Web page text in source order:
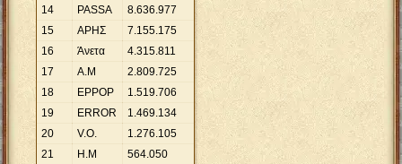
14
PASSA 8.636.977
15
ΑΡΗΣ 7.155.175
16
Άνετα 4.315.811
17
Α.Μ 2.809.725
18
ΕΡΡΟΡ 1.519.706
19
ERROR 1.469.134
20
V.O. 1.276.105
21
H.M 564.050